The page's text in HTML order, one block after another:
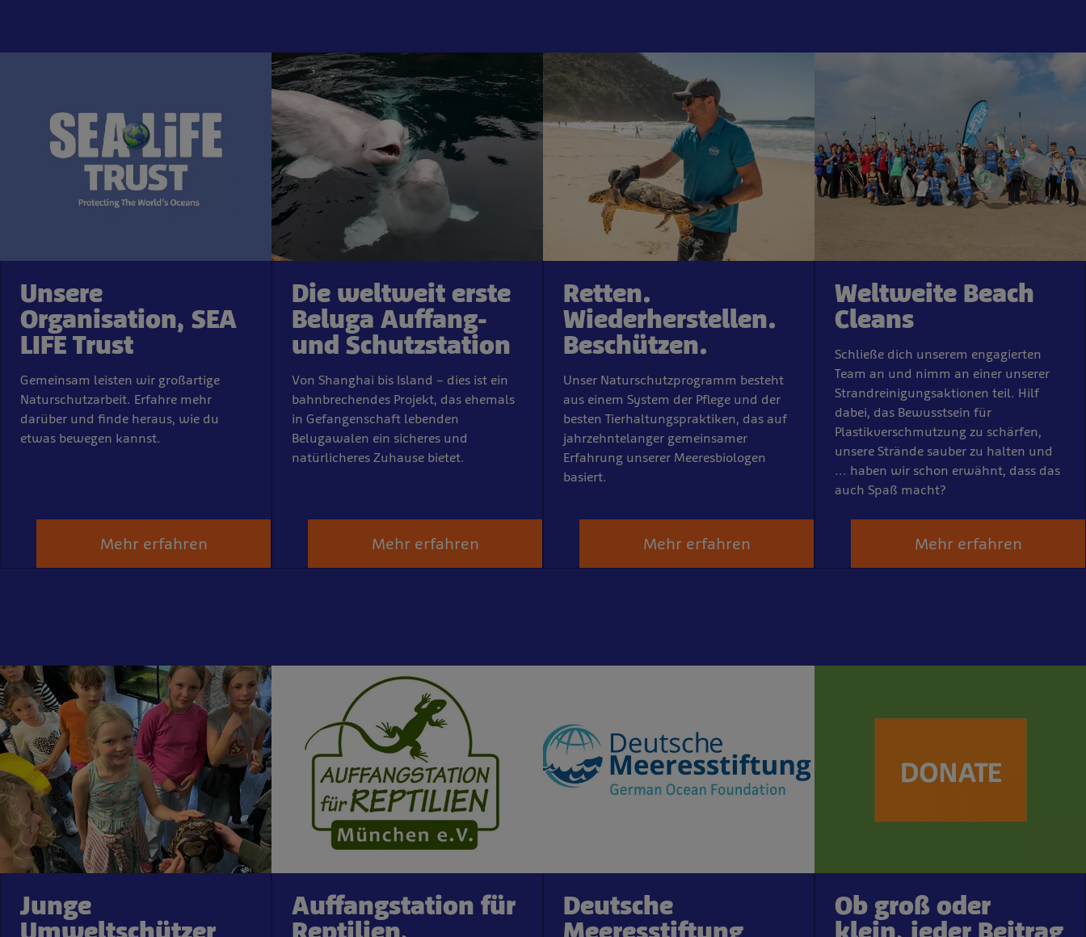
Unsere
Organisation, SEA
LIFE Trust
Gemeinsam leisten wir großartige
Naturschutzarbeit. Erfahre mehr
darüber und finde heraus, wie du
etwas bewegen kannst.
Mehr erfahren
Die weltweit erste
Beluga Auffang-
und Schutzstation
Von Shanghai bis Island – dies ist ein
bahnbrechendes Projekt, das ehemals
in Gefangenschaft lebenden
Belugawalen ein sicheres und
natürlicheres Zuhause bietet.
Mehr erfahren
Retten.
Wiederherstellen.
Beschützen.
Unser Naturschutzprogramm besteht
aus einem System der Pflege und der
besten Tierhaltungspraktiken, das auf
jahrzehntelanger gemeinsamer
Erfahrung unserer Meeresbiologen
basiert.
Mehr erfahren
Weltweite Beach
Cleans
Schließe dich unserem engagierten
Team an und nimm an einer unserer
Strandreinigungsaktionen teil. Hilf
dabei, das Bewusstsein für
Plastikverschmutzung zu schärfen,
unsere Strände sauber zu halten und
... haben wir schon erwähnt, dass das
auch Spaß macht?
Mehr erfahren
Junge
Auffangstation für
Deutsche
Ob groß oder